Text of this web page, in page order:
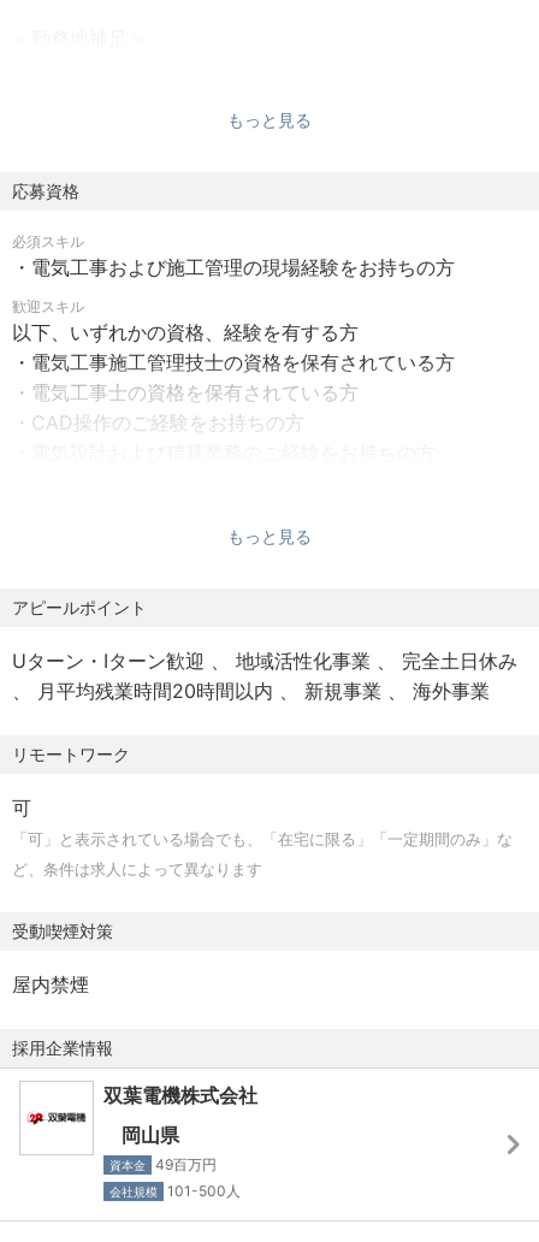
内容に応じて、工事や設計にかかる費用を算出し、お見積
※比較的シンプルな案件については、営業担当が見積作成ま
④設計業務
受注が決定した案件については、電気設備や制御システム
の設計を行います。
公共案件の場合は、既存の図面をもとにCADソフトで図面
を作成いたします。
現場での施工を行います。工事の規模に応じて、社内で対
応する場合と、外部の電気業者と連携する場合がございま
す。
施工完了後、システムの試運転を行い、正常に動作するか
を確認いたします。
⑧完成・お引き渡し
すべての工程が完了した後、お客様へ設備をお引き渡しい
〈部署構成〉
おります。
＜会社紹介＞
当社は、岡山県で唯一の日立製作所・日立グループ専門商
社であり、同時にエンジニアリング企業として、FAシステ
ムや情報ソリューションなど多岐にわたる事業を展開して
います。オフィスビルや工場、公共施設などに導入される
休憩時間：60分（12:00～13:00）
【休日・休暇】
完全週休2日制 土日祝休み
年間有給休暇10日～20日（下限日数は、入社半年経過後の
付与日数となります）
年間休日：122日以上
月給：260,000円～352,000円
＜給与補足＞
■昇給：年1回（2025年6月実績）
＊＊記載金額は、選考を通じて上下する可能性がありま
す。＊＊
【待遇】
通勤手当、家族手当、住宅手当、単身赴任手当、健康保
険、厚生年金保険、雇用保険、労災保険、退職金制度
＜各手当・制度補足＞
通勤手当：上限15,000円
家族手当：家族手当は、次の家族を扶養する社員に支給す
る
1．所得税法上の控除対象配偶者 月額5,000円
もっと見る
応募資格
必須スキル
・電気工事および施工管理の現場経験をお持ちの方
歓迎スキル
以下、いずれかの資格、経験を有する方
・電気工事施工管理技士の資格を保有されている方
・電気工事士の資格を保有されている方
・CAD操作のご経験をお持ちの方
・意見や考えをはっきり主張できる方
もっと見る
アピールポイント
Uターン・Iターン歓迎 地域活性化事業
完全土日休み
月平均残業時間20時間以内
新規事業 海外事業
リモートワーク
可
「可」と表示されている場合でも、「在宅に限る」「一定期間のみ」な
ど、条件は求人によって異なります
受動喫煙対策
屋内禁煙
採用企業情報
双葉電機株式会社
岡山県
資本金 49百万円
会社規模 101-500人